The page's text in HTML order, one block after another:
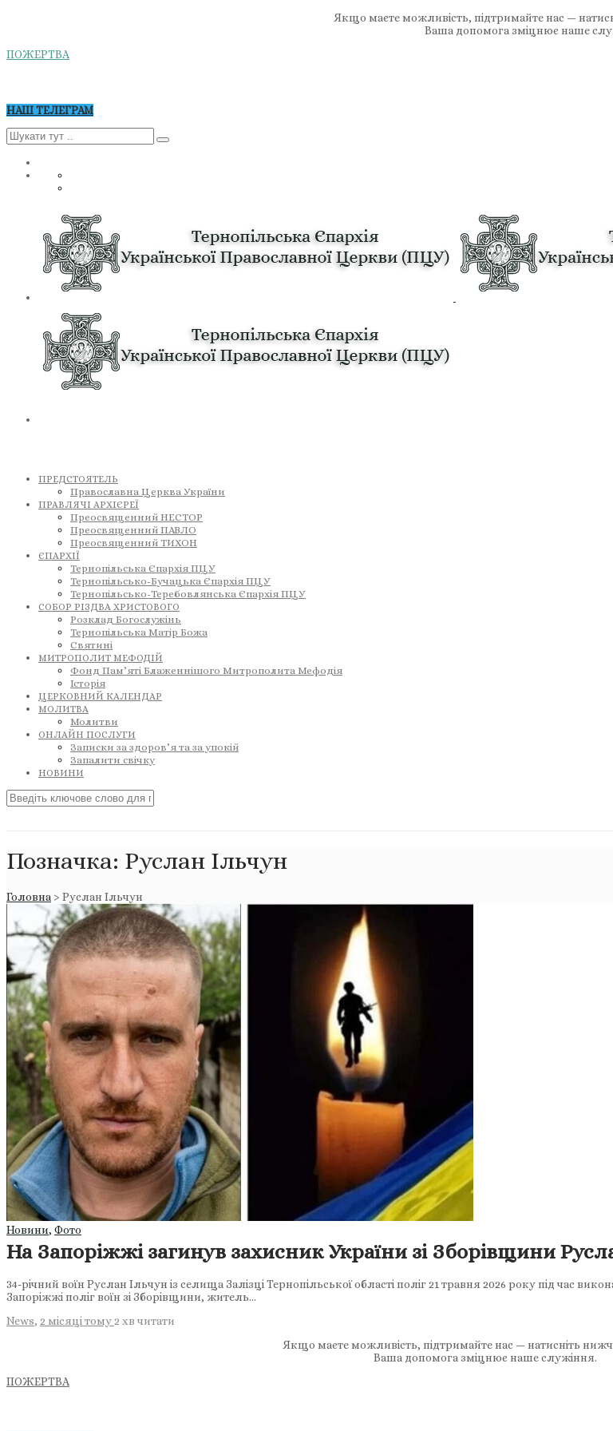
Якщо маєте можливість, підтримайте нас —
Ваша допомога зміцнює наше
ПОЖЕРТВА
НАШ ТЕЛЕГРАМ
ПРЕДСТОЯТЕЛЬ
Православна Церква України
ПРАВЛЯЧІ АРХІЄРЕЇ
Преосвященний НЕСТОР
Преосвященний ПАВЛО
Преосвященний ТИХОН
ЄПАРХІЇ
Тернопільська Єпархія ПЦУ
Тернопільсько-Бучацька Єпархія ПЦУ
Тернопільсько-Теребовлянська Єпархія ПЦУ
СОБОР РІЗДВА ХРИСТОВОГО
Розклад Богослужінь
Тернопільська Матір Божа
Святині
МИТРОПОЛИТ МЕФОДІЙ
Фонд Пам’яті Блаженнішого Митрополита Мефодія
Історія
ЦЕРКОВНИЙ КАЛЕНДАР
МОЛИТВА
Молитви
ОНЛАЙН ПОСЛУГИ
Записки за здоров’я та за упокій
Запалити свічку
НОВИНИ
Позначка: Руслан Ільчун
Головна > Руслан Ільчун
Новини, Фото
На Запоріжжі загинув захисник України зі Зборівщини
34-річний воїн Руслан Ільчун із селища Залізці Тернопільської області поліг 21 травня 2026 року під час
Запоріжжі поліг воїн зі Зборівщини, житель…
News, 2 місяці тому 2 хв читати
Якщо маєте можливість, підтримайте нас — натисніть
Ваша допомога зміцнює наше служіння.
ПОЖЕРТВА